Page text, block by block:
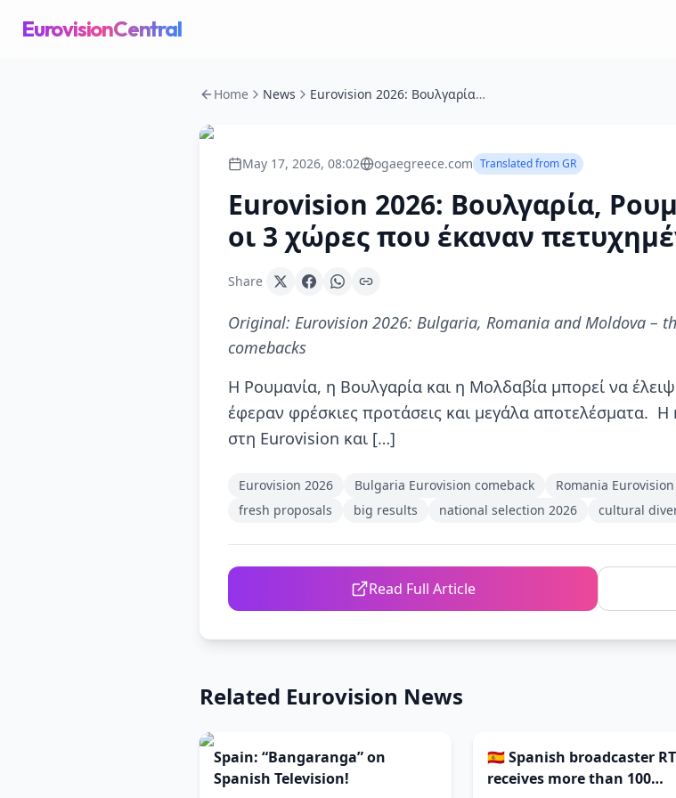
EurovisionCentral
Home News Eurovision 2026: Βουλγαρία, Ρουμανία και Μολδαβία – οι 3 χώρες που έκαναν πετυχημένα comebacks
May 17, 2026, 08:02 ogaegreece.com Translated fromGR
Eurovision 2026: Βουλγαρία,
οι 3 χώρες που έκαναν
Share
Original: Eurovision 2026: Bulgaria, Romania and Moldova –
comebacks
Η Ρουμανία, η Βουλγαρία και η Μολδαβία μπορεί να
έφεραν φρέσκιες προτάσεις και μεγάλα αποτελέσματα. Η
στη Eurovision και […]
Eurovision 2026 Bulgaria Eurovision comeback Romania
fresh proposals
big results national selection 2026 cultural
Read Full Article
Related Eurovision News
Spain: “Bangaranga” on
Spanish Television!
🇪🇸 Spanish broadcaster
receives more than 100